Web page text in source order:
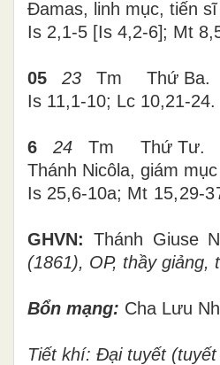
Đamas, linh mục, tiến
Is 2,1-5 [Is 4,2-6]; Mt
05 23TmThứ Ba.
Is 11,1-10; Lc 10,21-24.
6 24 Tm Thứ Tư.
Thánh Nicôla, giám
Is 25,6-10a; Mt 15,29-
GHVN: Thánh Giuse
(1861), OP, thầy giảng,
Bổn mạng: Cha Lưu
Tiết khí: Đại tuyết (tuyết